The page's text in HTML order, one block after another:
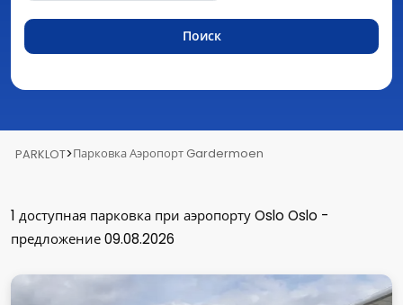
Поиск
PARKLOT>Парковка Аэропорт Gardermoen
1 доступная парковка при аэропорту Oslo Oslo -
предложение 09.08.2026